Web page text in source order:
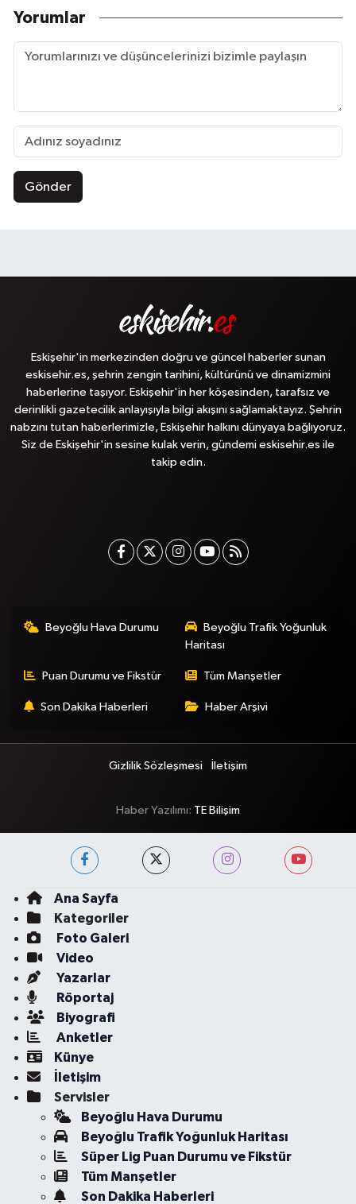
Yorumlar
Gönder
Eskişehir'in merkezinden doğru ve güncel haberler sunan
eskisehir.es, şehrin zengin tarihini, kültürünü ve dinamizmini
haberlerine taşıyor. Eskişehir'in her köşesinden, tarafsız ve
derinlikli gazetecilik anlayışıyla bilgi akışını sağlamaktayız. Şehrin
nabzını tutan haberlerimizle, Eskişehir halkını dünyaya bağlıyoruz.
Siz de Eskişehir'in sesine kulak verin, gündemi eskisehir.es ile
takip edin.
Beyoğlu Hava Durumu
Beyoğlu Trafik Yoğunluk
Haritası
Puan Durumu ve Fikstür Tüm Manşetler
Son Dakika Haberleri Haber Arşivi
Gizlilik Sözleşmesi İletişim
Haber Yazılımı: TE Bilişim
Ana Sayfa
Kategoriler
Foto Galeri
Video
Yazarlar
Röportaj
Biyografi
Anketler
Künye
İletişim
Servisler
Beyoğlu Hava Durumu
Beyoğlu Trafik Yoğunluk Haritası
Süper Lig Puan Durumu ve Fikstür
Tüm Manşetler
Son Dakika Haberleri